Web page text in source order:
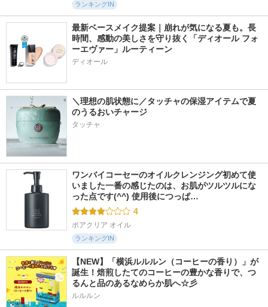
ランキングIN
最新ベースメイク提案｜崩れが気になる夏も。長
時間、感動の美しさを守り抜く「ディオール フォ
ーエヴァー」ルーティーン
ディオール
＼理想の肌状態に／タッチャの保湿アイテムで夏
のうるおいチャージ
タッチャ
ワンバイコーセーのオイルクレンジング初めて使
いました一番の感じたのは、お肌がツルツルにな
った点です(^^) 使用後につっぱ…
4
ポアクリア オイル
ランキングIN
【NEW】「横浜ルルルン（コーヒーの香り）」が
誕生！焙煎したてのコーヒーの豊かな香りで、つ
るんと品のあるなめらか肌へ☆彡
ルルルン